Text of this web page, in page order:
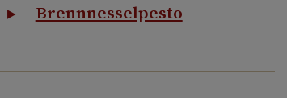
Brennnesselpesto